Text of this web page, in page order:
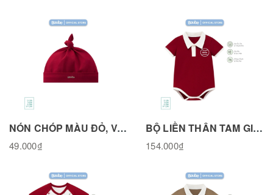
NÓN CHÓP MÀU ĐỎ, VẢI COTTON TỰ NHIÊN
49.000₫
BỘ LIỀN THÂN TAM GIÁC, BODY CHIP POLO MÀU ĐỎ ĐÔ, VẢI SỢI TRE BAMBOO BL351125RED
154.000₫